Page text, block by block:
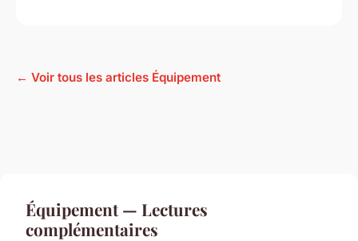
← Voir tous les articles Équipement
Équipement — Lectures
complémentaires